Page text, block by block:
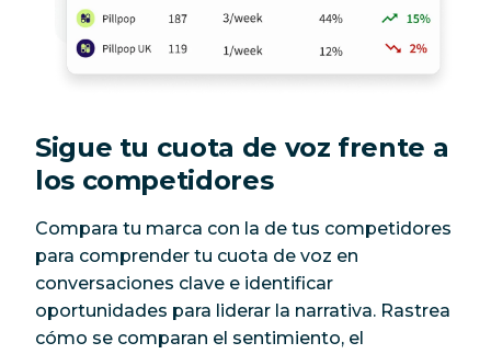
Sigue tu cuota de voz frente a
los competidores
Compara tu marca con la de tus competidores
para comprender tu cuota de voz en
conversaciones clave e identificar
oportunidades para liderar la narrativa. Rastrea
cómo se comparan el sentimiento, el